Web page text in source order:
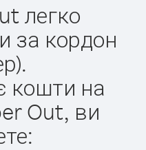
легко
за кордон
кошти на
Out, ви